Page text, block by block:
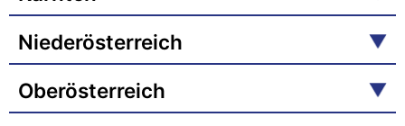
Niederösterreich
Oberösterreich